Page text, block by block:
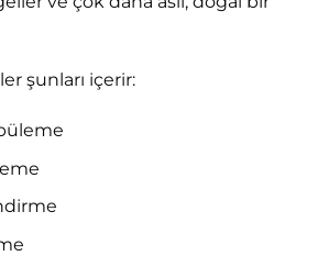
şunları içerir: